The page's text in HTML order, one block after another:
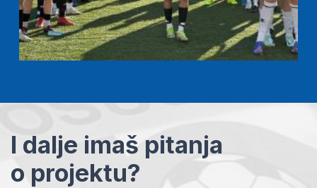
I dalje imaš pitanja
o projektu?